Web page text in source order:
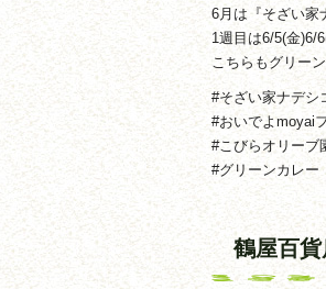
6月は『そざい家
1週目は6/5(金)6/
こちらもグリー
#そざい家ナデシ
#おいでよmoyai
#こびらオリーブ
#グリーンカレー
鶴屋百